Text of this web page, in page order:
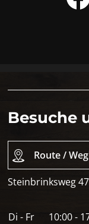
Besuche
Route /
Steinbrinksweg
Di - Fr
10:00 -